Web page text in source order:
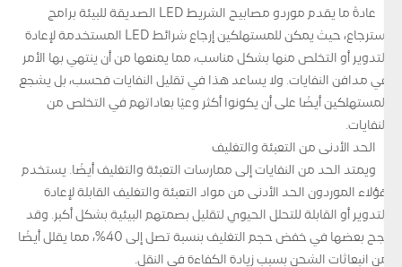
عادةً ما يقدم موردو مصابيح الشريط LED الصديقة للبيئة برامج
استرجاع، حيث يمكن للمستهلكين إرجاع شرائط LED المستخدمة لإعادة
التدوير أو التخلص منها بشكل مناسب، مما يمنعها من أن ينتهي بها الأمر
في مدافن النفايات. ولا يساعد هذا في تقليل النفايات فحسب، بل يشجع
المستهلكين أيضًا على أن يكونوا أكثر وعيًا بعاداتهم في التخلص من
النفايات.
الحد الأدنى من التعبئة والتغليف
ويمتد الحد من النفايات إلى ممارسات التعبئة والتغليف أيضًا. يستخدم
هؤلاء الموردون الحد الأدنى من مواد التعبئة والتغليف القابلة لإعادة
التدوير أو القابلة للتحلل الحيوي لتقليل بصمتهم البيئية بشكل أكبر. وقد
نجح بعضها في خفض حجم التغليف بنسبة تصل إلى 40%، مما يقلل أيضًا
من انبعاثات الشحن بسبب زيادة الكفاءة في النقل.